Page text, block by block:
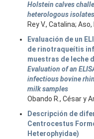
Holstein calves
heterologous
Rey V., Catalina;
Evaluación de un
de rinotraqueítis
muestras de leche
Evaluation of an
infectious bovine
milk samples
Obando R., César y
Descripción de
Centrocestus
Heterophyidae)